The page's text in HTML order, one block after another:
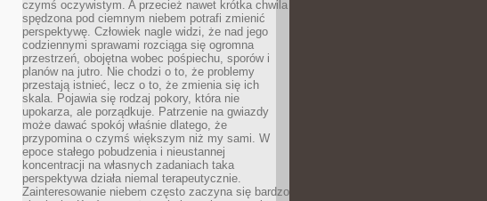
czymś oczywistym. A przecież nawet krótka chwila
spędzona pod ciemnym niebem potrafi zmienić
perspektywę. Człowiek nagle widzi, że nad jego
codziennymi sprawami rozciąga się ogromna
przestrzeń, obojętna wobec pośpiechu, sporów i
planów na jutro. Nie chodzi o to, że problemy
przestają istnieć, lecz o to, że zmienia się ich
skala. Pojawia się rodzaj pokory, która nie
upokarza, ale porządkuje. Patrzenie na gwiazdy
może dawać spokój właśnie dlatego, że
przypomina o czymś większym niż my sami. W
epoce stałego pobudzenia i nieustannej
koncentracji na własnych zadaniach taka
perspektywa działa niemal terapeutycznie.
Zainteresowanie niebem często zaczyna się bardzo